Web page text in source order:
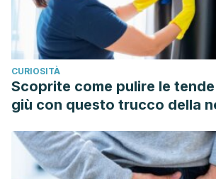
CURIOSITÀ
Scoprite come pulire le
giù con questo trucco della